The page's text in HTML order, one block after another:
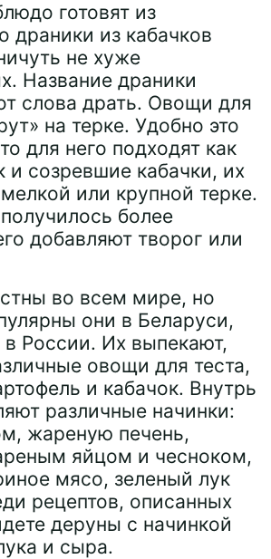
готовят из
драники из кабачков
не хуже
Название драники
слова драть. Овощи для
на терке. Удобно это
для него подходят как
и созревшие кабачки, их
или крупной терке.
более
добавляют творог или
во всем мире, но
они в Беларуси,
в России. Их выпекают,
овощи для теста,
и кабачок. Внутрь
различные начинки:
жареную печень,
яйцом и чесноком,
мясо, зеленый лук
рецептов, описанных
деруны с начинкой
и сыра.